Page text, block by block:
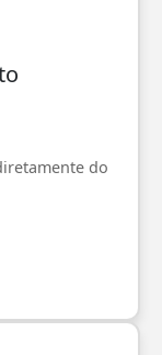
do